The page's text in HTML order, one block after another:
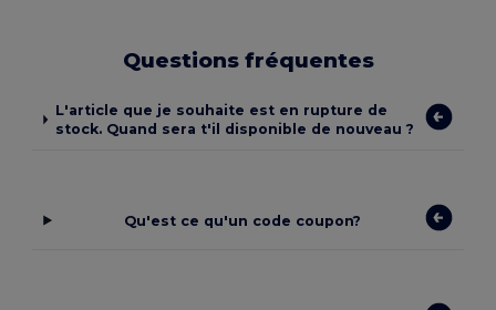
Questions fréquentes
L'article que je souhaite est en rupture de
stock. Quand sera t'il disponible de nouveau ?
Qu'est ce qu'un code coupon?